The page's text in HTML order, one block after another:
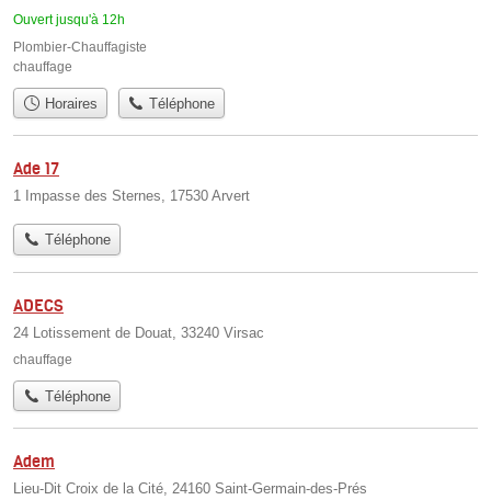
Ouvert jusqu'à 12h
Plombier-Chauffagiste
chauffage
Horaires Téléphone
Ade 17
1 Impasse des Sternes, 17530 Arvert
Téléphone
ADECS
24 Lotissement de Douat, 33240 Virsac
chauffage
Téléphone
Adem
Lieu-Dit Croix de la Cité, 24160 Saint-Germain-des-Prés